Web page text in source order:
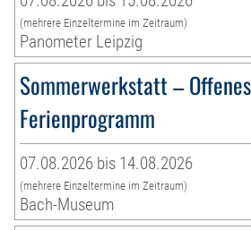
(mehrere Einzeltermine im Zeitraum)
Panometer Leipzig
Sommerwerkstatt – Offenes
Ferienprogramm
07.08.2026 bis 14.08.2026
(mehrere Einzeltermine im Zeitraum)
Bach-Museum